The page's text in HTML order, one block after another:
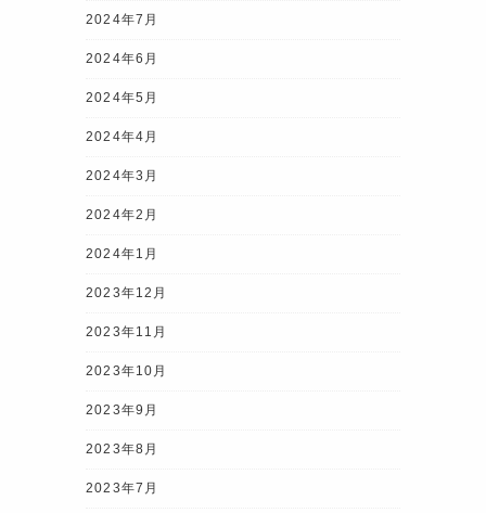
2024年7月
2024年6月
2024年5月
2024年4月
2024年3月
2024年2月
2024年1月
2023年12月
2023年11月
2023年10月
2023年9月
2023年8月
2023年7月